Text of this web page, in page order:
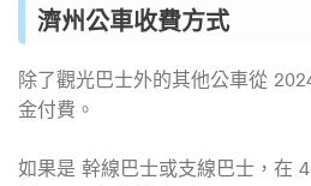
濟州公車收費方式
除了觀光巴士外的其他公車從
金付費。
如果是 幹線巴士或支線巴士，在